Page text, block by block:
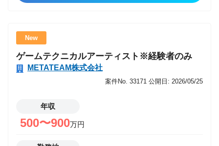
ームプレイ、バトル、レベルデザイン、演出、システ
ム設計など、 中核となる機能の開発全般を担当いただ
きます。 【主な業務】 ・コンシューマー向けタイト
ルのゲームクライアント開発 ・キャラクター挙動、
AI、バトルシステムなどの実装 ・レベルデザイン／ギ
レイヤー体験に直結する部分の実装 ・Unreal Engine、
Unity、内製エンジンなどを用いたシステム構築 ・最
適化（描画・パフォーマンス・ロード時間改善） ・プ
ラットフォーム要件に伴う技術対応 ・他職種（アー
New
ゲームテクニカルアーティスト※経験者のみ
METATEAM株式会社
案件No. 33171 公開日: 2026/05/25
年収
500〜900万円